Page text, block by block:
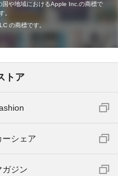
や地域におけるApple Inc.の商標で
。
の商標です。
トア
ーシェア
ガジン